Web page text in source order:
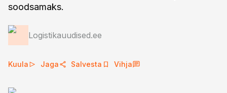
soodsamaks.
Logistikauudised.ee
Kuula Jaga Salvesta Vihja